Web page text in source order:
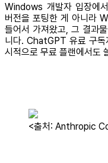
Windows 개발자 입장에
버전을 포팅한 게 아니라
들어서 가져왔고, 그 결과
니다. ChatGPT 유료 구독
시적으로 무료 플랜에서도
<출처: Anthropic